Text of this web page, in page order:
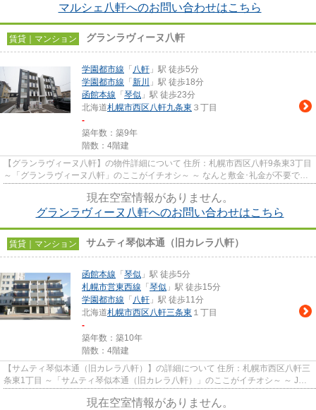
マルシェ八軒へのお問い合わせはこちら
賃貸｜マンション グランラヴィーヌ八軒
学園都市線 「 八軒 」駅 徒歩5分
学園都市線 「 新川
」駅 徒歩18分
函館本線 「 琴似 」駅 徒歩23分
北海道札幌市西区八軒九条東 ３丁目
-
築年数：築9年
階数：4階建
【グランラヴィーヌ八軒】の物件詳細について 住所：札幌市西区八軒9条東3丁目
～「グランラヴィーヌ八軒」のここがイチオシ～ ～ なんと敷金･礼金が不要で
現在空室情報がありません。
グランラヴィーヌ八軒へのお問い合わせはこちら
賃貸｜マンション サムティ琴似本通（旧カレラ八軒）
函館本線 「 琴似 」駅 徒歩5分
札幌市営東西線 「 琴似 」駅 徒歩15分
学園都市線 「 八軒 」駅 徒歩11分
北海道札幌市西区八軒三条東 １丁目
-
築年数：築10年
階数：4階建
【サムティ琴似本通（旧カレラ八軒）】の詳細について 住所：札幌市西区八軒三
条東1丁目 ～「サムティ琴似本通（旧カレラ八軒）」のここがイチオシ～ ～ JR
現在空室情報がありません。